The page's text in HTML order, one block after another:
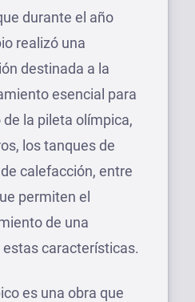
durante el año
realizó una
destinada a la
esencial para
la pileta olímpica,
los tanques de
calefacción, entre
permiten el
de una
características.
es una obra que